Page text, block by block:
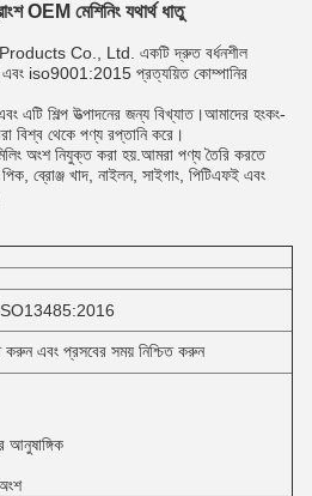
OEM মেশিনিং যথার্থ ধাতু
Co., Ltd. একটি দ্রুত বর্ধনশীল
iso9001:2015 প্রত্যয়িত কোম্পানির
এটি শিল্প উত্পাদনের জন্য বিখ্যাত।আমাদের হংকং-
বিশ্ব থেকে পণ্য রপ্তানি করে।
অংশ নিযুক্ত করা হয়.আমরা পণ্য তৈরি করতে
ব্রোঞ্জ খাদ, নাইলন, সাইগাং, পিটিএফই এবং
করুন এবং প্রসবের সময় নিশ্চিত করুন
আনুষাঙ্গিক